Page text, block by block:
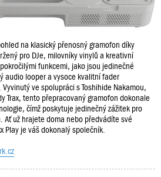
na klasický přenosný gramofon díky
pro DJe, milovníky vinylů a kreativní
funkcemi, jako jsou jedinečné
audio looper a vysoce kvalitní fader
ve spolupráci s Toshihide Nakamou,
Trax, tento přepracovaný gramofon dokonale
čímž poskytuje jedinečný zážitek pro
Ať už hrajete doma nebo předvádíte své
Play je váš dokonalý společník.